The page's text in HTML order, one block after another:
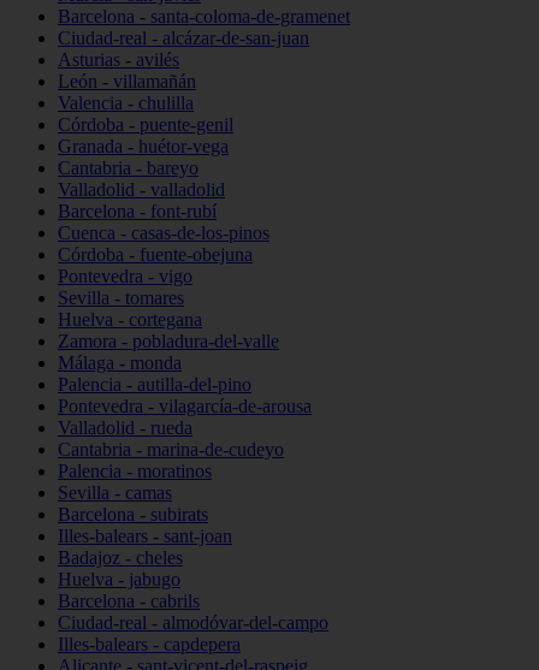
Barcelona - santa-coloma-de-gramenet
Ciudad-real - alcázar-de-san-juan
Asturias - avilés
León - villamañán
Valencia - chulilla
Córdoba - puente-genil
Granada - huétor-vega
Cantabria - bareyo
Valladolid - valladolid
Barcelona - font-rubí
Cuenca - casas-de-los-pinos
Córdoba - fuente-obejuna
Pontevedra - vigo
Sevilla - tomares
Huelva - cortegana
Zamora - pobladura-del-valle
Málaga - monda
Palencia - autilla-del-pino
Pontevedra - vilagarcía-de-arousa
Valladolid - rueda
Cantabria - marina-de-cudeyo
Palencia - moratinos
Sevilla - camas
Barcelona - subirats
Illes-balears - sant-joan
Badajoz - cheles
Huelva - jabugo
Barcelona - cabrils
Ciudad-real - almodóvar-del-campo
Illes-balears - capdepera
Alicante - sant-vicent-del-raspeig